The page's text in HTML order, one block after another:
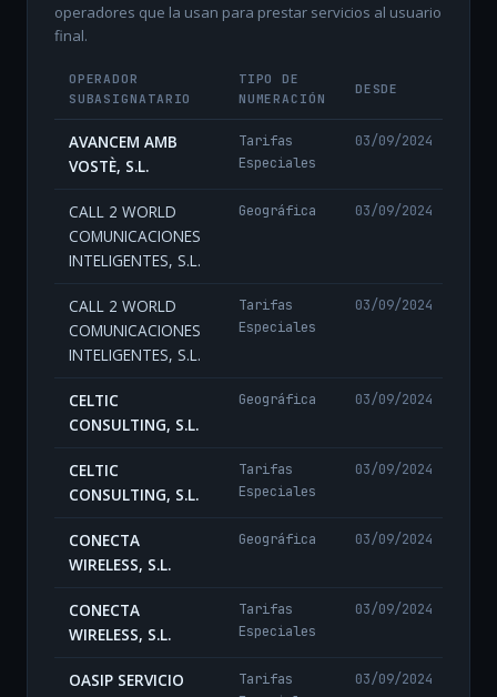
operadores que la usan para prestar servicios al usuario
final.
OPERADOR
SUBASIGNATARIO
TIPO DE
NUMERACIÓN
DESDE
AVANCEM AMB
VOSTÈ, S.L.
Tarifas
Especiales
03/09/2024
CALL 2 WORLD
COMUNICACIONES
INTELIGENTES, S.L.
Geográfica 03/09/2024
CALL 2 WORLD
COMUNICACIONES
INTELIGENTES, S.L.
Tarifas
Especiales
03/09/2024
CELTIC
CONSULTING, S.L.
Geográfica 03/09/2024
CELTIC
CONSULTING, S.L.
Tarifas
Especiales
03/09/2024
CONECTA
WIRELESS, S.L.
Geográfica 03/09/2024
CONECTA
WIRELESS, S.L.
Tarifas
Especiales
03/09/2024
OASIP SERVICIO
Tarifas
03/09/2024